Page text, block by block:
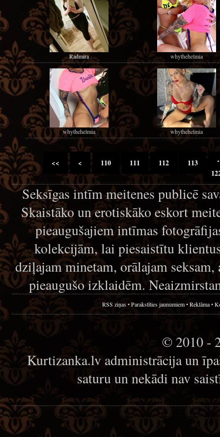
Radmira whythehelmia
whythehelmia whythehelmia
<< < 110 111 112 113
Seksīgas intīm meitenes publicē
Skaistāko un erotiskāko eskort
pieaugušajiem intīmas
kolekcijām, lai piesaistītu
dziļajam minetam, orālajam
pieaugušo izklaidēm.
RSS ziņas•Parakstīties jaunumiem•Reklāma•
© 2010 -
Kurtizanka.lv administrācija un
saturu un nekādi nav